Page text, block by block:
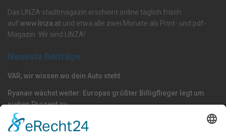
Das LINZA stadtmagazin erscheint online täglich frisch
auf www.linza.at und etwa alle zwei Monate als Print- und pdf-
Magazin. Wir sind LINZA!
Neueste Beiträge
VAR, wir wissen wo dein Auto steht
Ryanair wächst weiter: Europas größter Billigflieger legt um
sieben Prozent zu
Die Blau-Weißen kochen wieder mit Stahl